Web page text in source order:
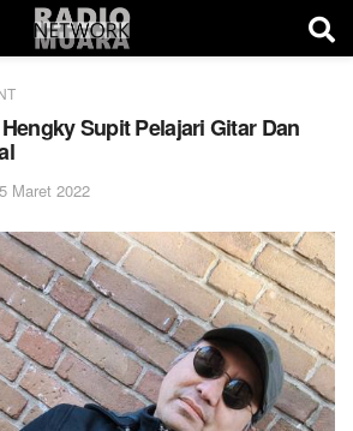
Supit Pelajari Gitar Dan
5 Maret 2022